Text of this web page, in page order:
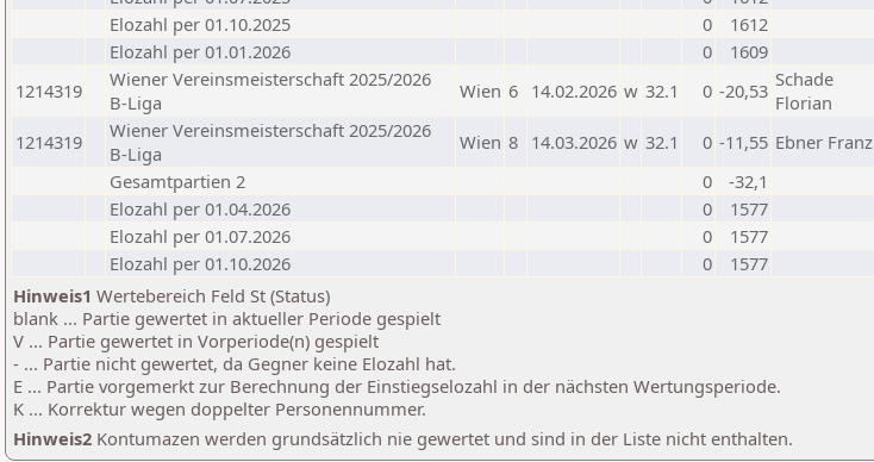
Elozahl per 01.10.2025
0
1612
Elozahl per 01.01.2026
0
1609
1214319
Wiener Vereinsmeisterschaft 2025/2026
B-Liga
Wien 6 14.02.2026 w 32.1 0 -20,53 Schade
Florian
1214319
Wiener Vereinsmeisterschaft 2025/2026
B-Liga
Wien 8 14.03.2026 w 32.1 0 -11,55 Ebner Franz
Gesamtpartien 2
0
-32,1
Elozahl per 01.04.2026
0
1577
Elozahl per 01.07.2026
0
1577
Elozahl per 01.10.2026
0
1577
Hinweis1 Wertebereich Feld St (Status)
blank ... Partie gewertet in aktueller Periode gespielt
V ... Partie gewertet in Vorperiode(n) gespielt
- ... Partie nicht gewertet, da Gegner keine Elozahl hat.
E ... Partie vorgemerkt zur Berechnung der Einstiegselozahl in der nächsten Wertungsperiode.
K ... Korrektur wegen doppelter Personennummer.
Hinweis2 Kontumazen werden grundsätzlich nie gewertet und sind in der Liste nicht enthalten.